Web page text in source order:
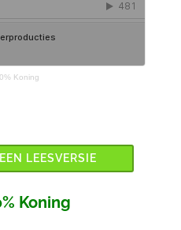
Koning
LEESVERSIE
Koning